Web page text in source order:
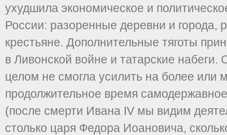
ухудшила экономическое и
России: разоренные деревни и города,
крестьяне. Дополнительные тяготы
в Ливонской войне и татарские набеги.
целом не смогла усилить на более или
продолжительное время
(после смерти Ивана IV мы видим
столько царя Федора Иоановича,